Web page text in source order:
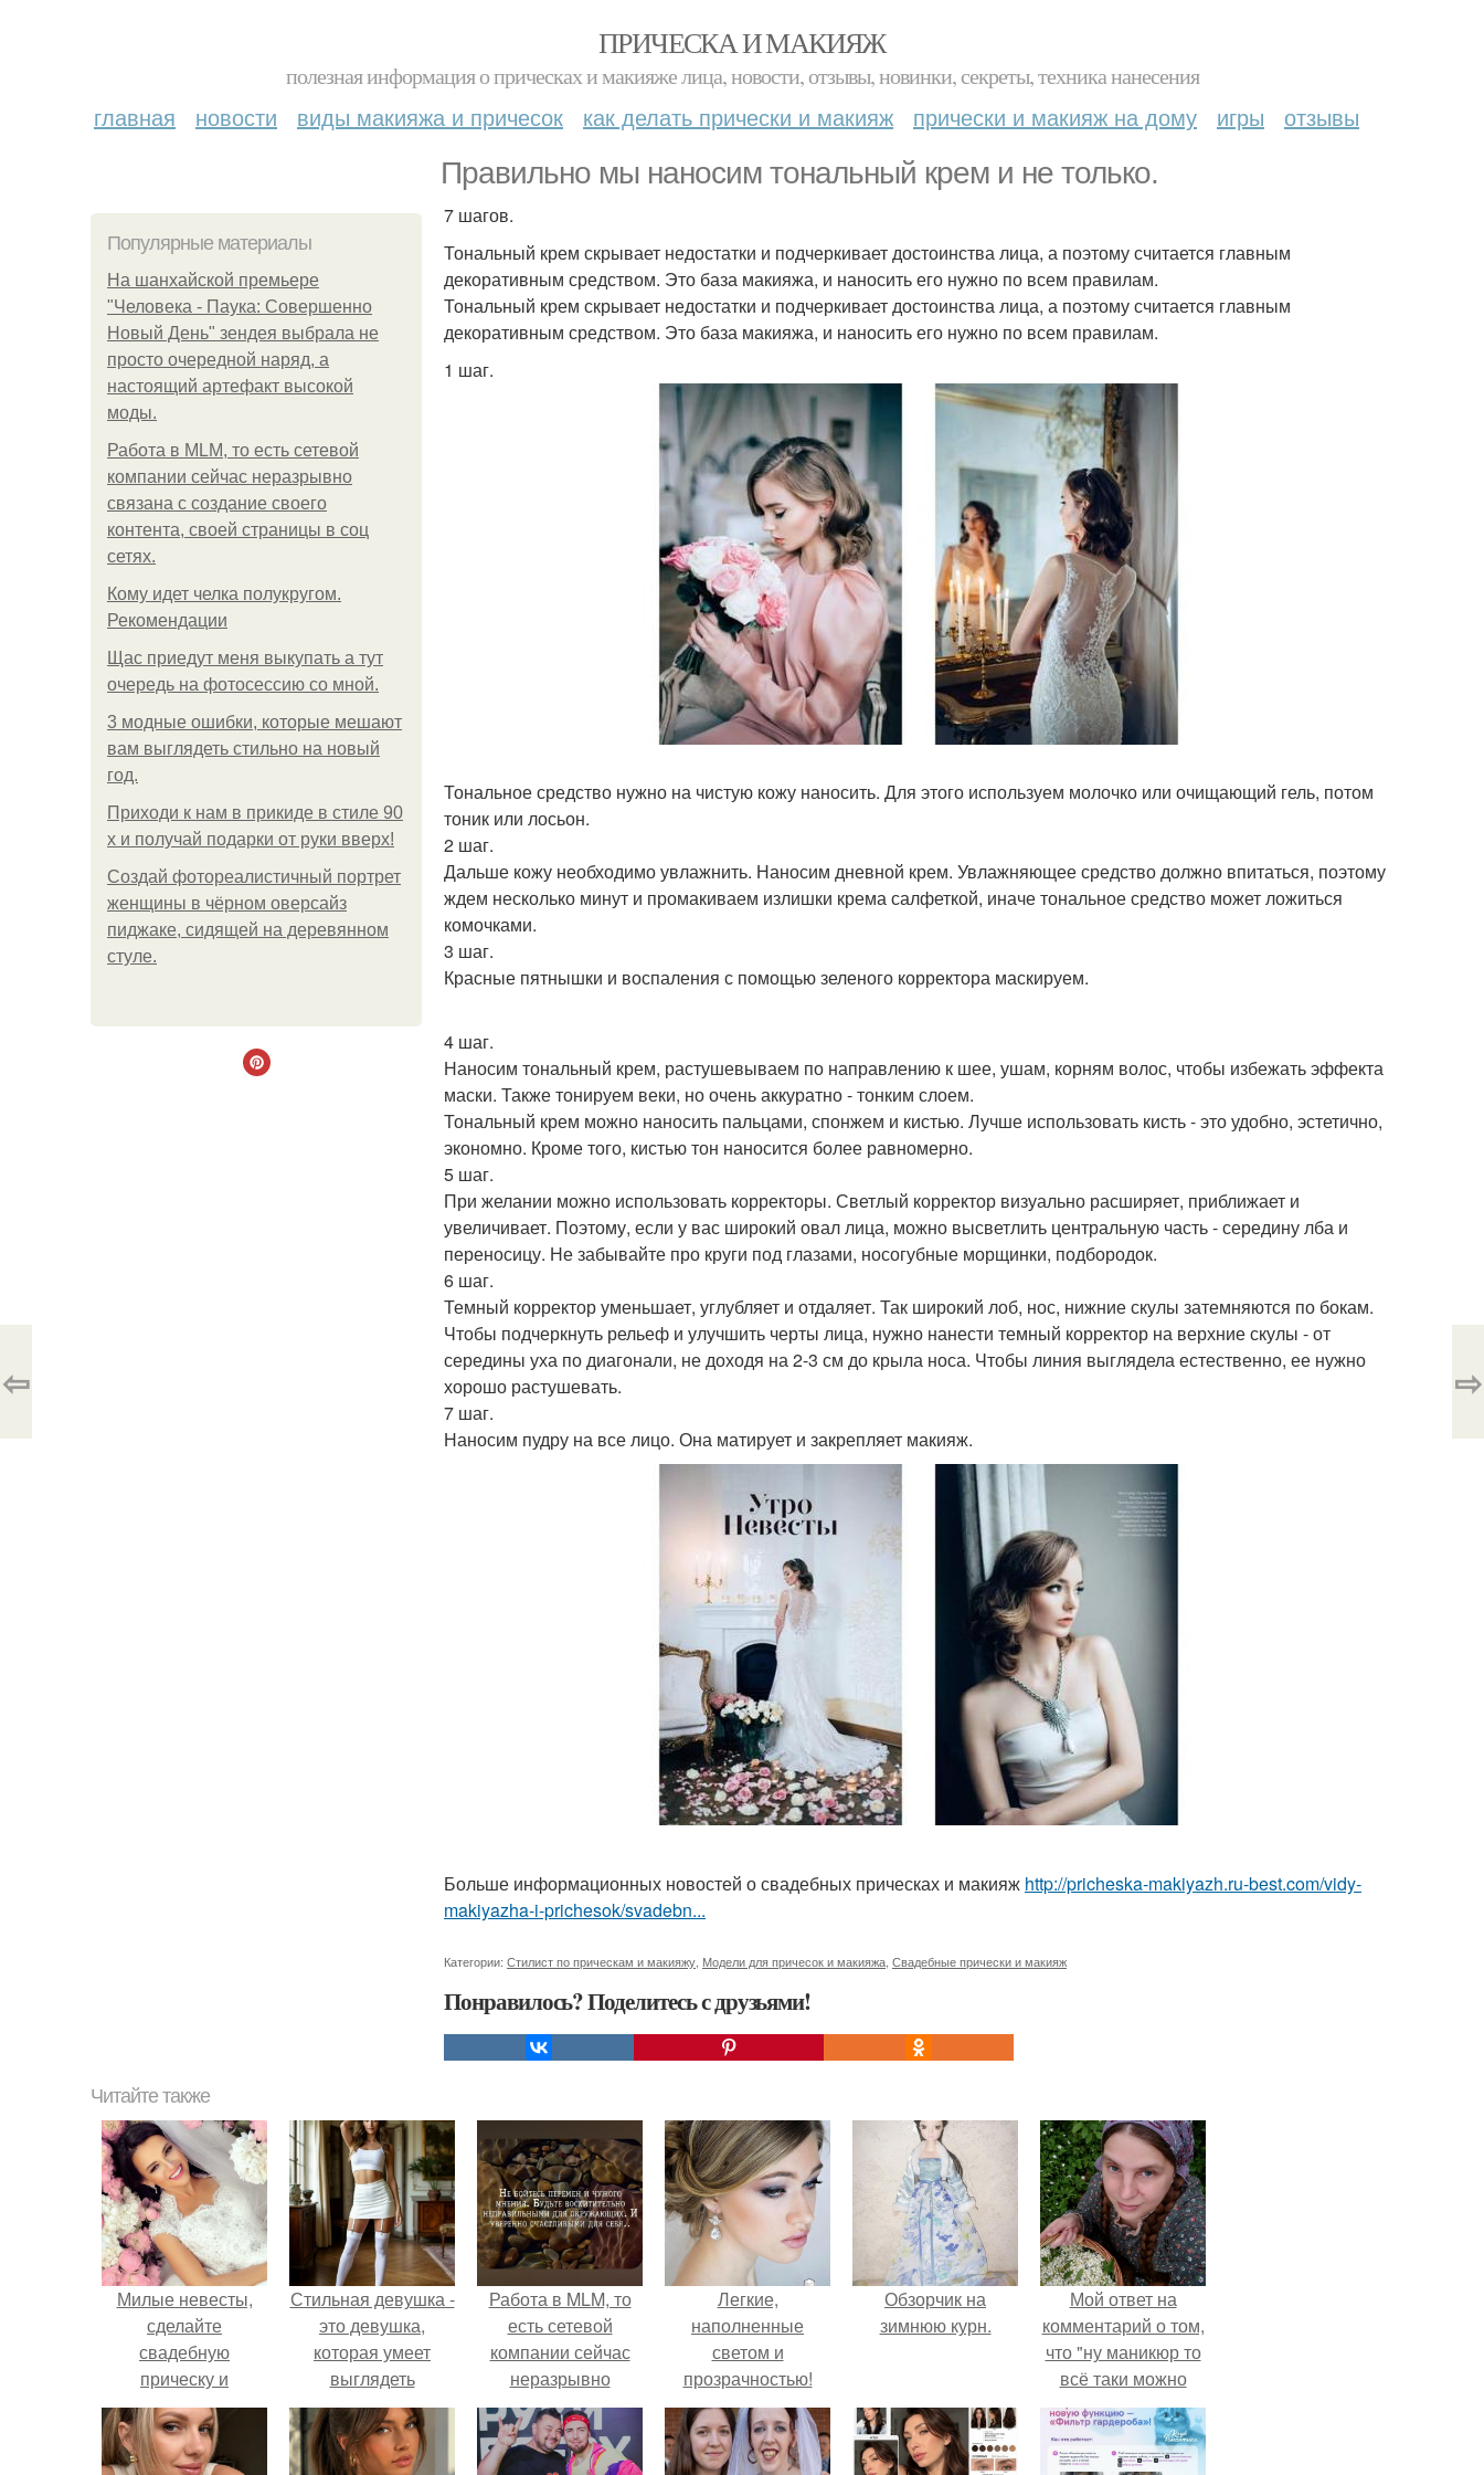
ПРИЧЕСКА И МАКИЯЖ
полезная информация о прическах и макияже лица, новости, отзывы, новинки, секреты, техника нанесения
главная новости виды макияжа и причесок как делать прически и макияж прически и макияж на дому игры отзывы
Правильно мы наносим тональный крем и не только.
Популярные материалы
На шанхайской премьере
"Человека - Паука: Совершенно
Новый День" зендея выбрала не
просто очередной наряд, а
настоящий артефакт высокой
моды.
Работа в MLM, то есть сетевой
компании сейчас неразрывно
связана с создание своего
контента, своей страницы в соц
сетях.
Кому идет челка полукругом.
Рекомендации
Щас приедут меня выкупать а тут
очередь на фотосессию со мной.
3 модные ошибки, которые мешают
вам выглядеть стильно на новый
год.
Приходи к нам в прикиде в стиле 90
х и получай подарки от руки вверх!
Создай фотореалистичный портрет
женщины в чёрном оверсайз
пиджаке, сидящей на деревянном
стуле.
7 шагов.
Тональный крем скрывает недостатки и подчеркивает достоинства лица, а поэтому считается главным
декоративным средством. Это база макияжа, и наносить его нужно по всем правилам.
Тональный крем скрывает недостатки и подчеркивает достоинства лица, а поэтому считается главным
декоративным средством. Это база макияжа, и наносить его нужно по всем правилам.
1 шаг.
Тональное средство нужно на чистую кожу наносить. Для этого используем молочко или очищающий гель, потом
тоник или лосьон.
2 шаг.
Дальше кожу необходимо увлажнить. Наносим дневной крем. Увлажняющее средство должно впитаться, поэтому
ждем несколько минут и промакиваем излишки крема салфеткой, иначе тональное средство может ложиться
комочками.
3 шаг.
Красные пятнышки и воспаления с помощью зеленого корректора маскируем.
4 шаг.
Наносим тональный крем, растушевываем по направлению к шее, ушам, корням волос, чтобы избежать эффекта
маски. Также тонируем веки, но очень аккуратно - тонким слоем.
Тональный крем можно наносить пальцами, спонжем и кистью. Лучше использовать кисть - это удобно, эстетично,
экономно. Кроме того, кистью тон наносится более равномерно.
5 шаг.
При желании можно использовать корректоры. Светлый корректор визуально расширяет, приближает и
увеличивает. Поэтому, если у вас широкий овал лица, можно высветлить центральную часть - середину лба и
переносицу. Не забывайте про круги под глазами, носогубные морщинки, подбородок.
6 шаг.
Темный корректор уменьшает, углубляет и отдаляет. Так широкий лоб, нос, нижние скулы затемняются по бокам.
Чтобы подчеркнуть рельеф и улучшить черты лица, нужно нанести темный корректор на верхние скулы - от
середины уха по диагонали, не доходя на 2-3 см до крыла носа. Чтобы линия выглядела естественно, ее нужно
хорошо растушевать.
7 шаг.
Наносим пудру на все лицо. Она матирует и закрепляет макияж.
Больше информационных новостей о свадебных прическах и макияж http://pricheska-makiyazh.ru-best.com/vidy-
makiyazha-i-prichesok/svadebn...
Категории: Стилист по прическам и макияжу Модели для причесок и макияжа Свадебные прически и макияж
Понравилось? Поделитесь с друзьями!
⇦ ⇨
Читайте также
Милые невесты,
сделайте
свадебную
прическу и
получите скидку
50% на макияж!
Стильная девушка -
это девушка,
которая умеет
выглядеть
привлекательно и
элегантно в любои
ситуации.
Работа в MLM, то
есть сетевой
компании сейчас
неразрывно
связана с создание
своего контента,
своей страницы в
Легкие,
наполненные
светом и
прозрачностью!
Обзорчик на
зимнюю курн.
Мой ответ на
комментарий о том,
что "ну маникюр то
всё таки можно
было бы сделать.